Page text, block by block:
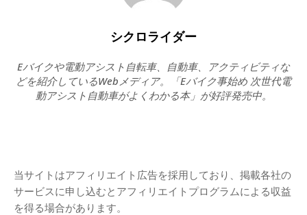
シクロライダー
Eバイクや電動アシスト自転車、自動車、アクティビティな
どを紹介しているWebメディア。「Eバイク事始め 次世代電
動アシスト自動車がよくわかる本」が好評発売中。
当サイトはアフィリエイト広告を採用しており、掲載各社の
サービスに申し込むとアフィリエイトプログラムによる収益
を得る場合があります。